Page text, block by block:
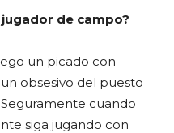
de campo?
un picado con
obsesivo del puesto
cuando
siga jugando con